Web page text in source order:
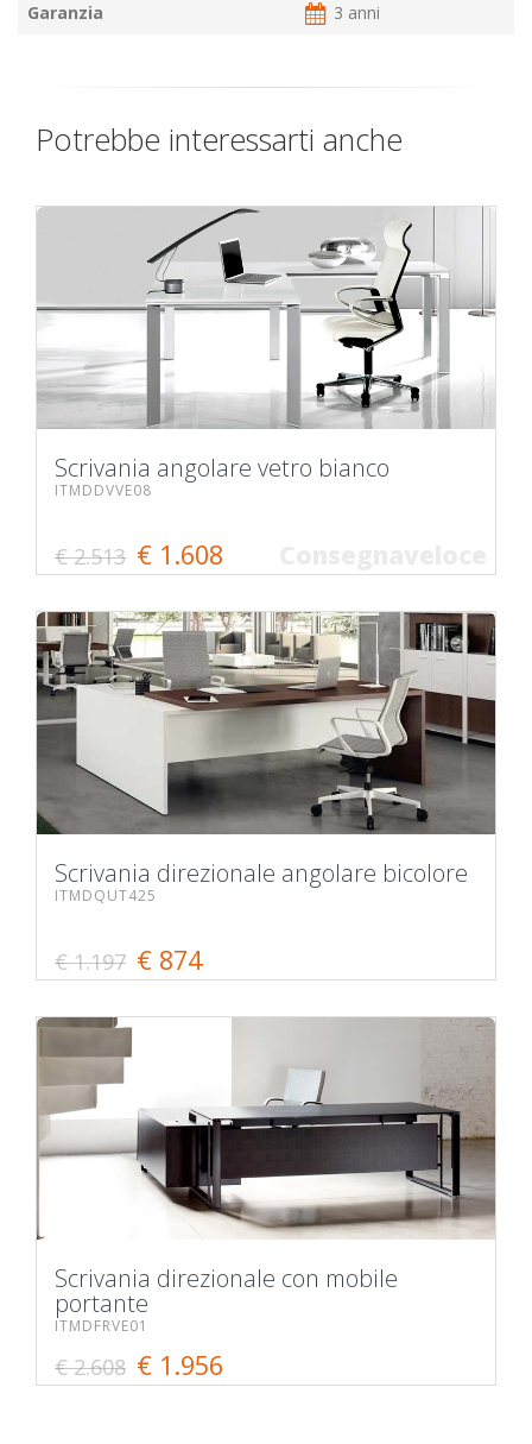
Garanzia
3 anni
Potrebbe interessarti anche
Scrivania angolare vetro bianco
ITMDDVVE08
€ 2.513 € 1.608
Scrivania direzionale angolare bicolore
ITMDQUT425
€ 1.197 € 874
Scrivania direzionale con mobile
portante
ITMDFRVE01
€ 2.608 € 1.956